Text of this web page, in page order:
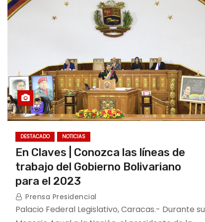
DESTACADO NOTICIAS
En Claves | Conozca las líneas de
trabajo del Gobierno Bolivariano
para el 2023
Prensa Presidencial
Palacio Federal Legislativo, Caracas.- Durante su